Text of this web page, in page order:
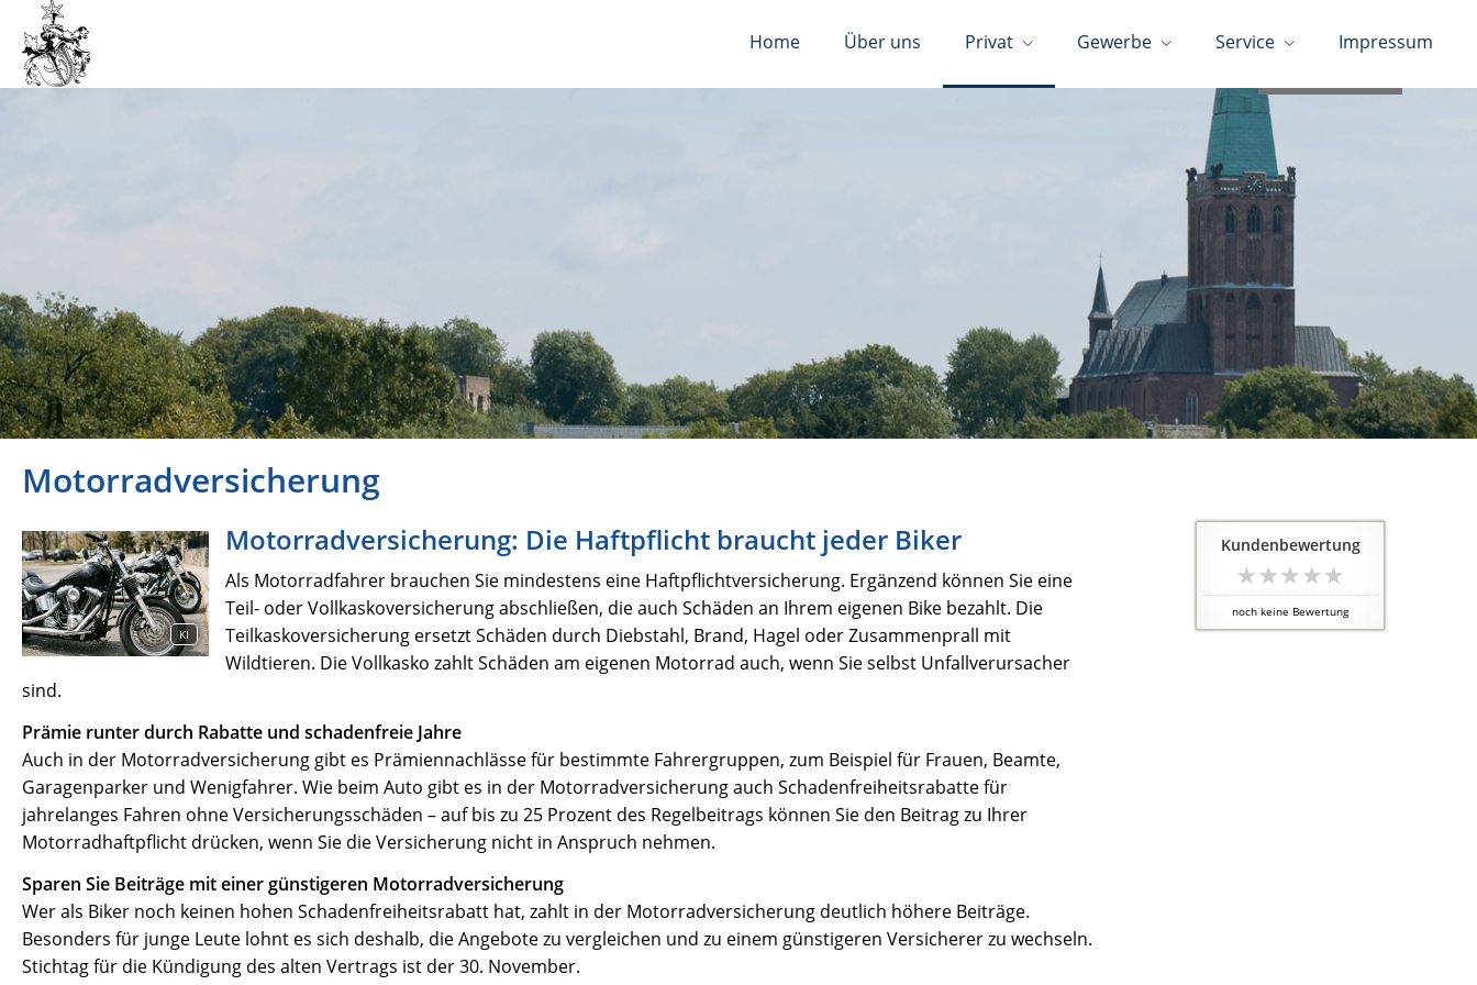
Home Über uns Privat Gewerbe Service Impressum
Kundenbewertung
noch keine Bewertung
Motorradversicherung
KI
Motorradversicherung: Die Haftpflicht braucht jeder Biker
Als Motorradfahrer brauchen Sie mindestens eine Haftpflichtversicherung. Ergänzend können Sie eine
Teil- oder Vollkaskoversicherung abschließen, die auch Schäden an Ihrem eigenen Bike bezahlt. Die
Teilkaskoversicherung ersetzt Schäden durch Diebstahl, Brand, Hagel oder Zusammenprall mit
Wildtieren. Die Vollkasko zahlt Schäden am eigenen Motorrad auch, wenn Sie selbst Unfallverursacher
sind.
Prämie runter durch Rabatte und schadenfreie Jahre
Auch in der Motorradversicherung gibt es Prämiennachlässe für bestimmte Fahrergruppen, zum Beispiel für Frauen, Beamte,
Garagenparker und Wenigfahrer. Wie beim Auto gibt es in der Motorradversicherung auch Schadenfreiheitsrabatte für
jahrelanges Fahren ohne Versicherungsschäden – auf bis zu 25 Prozent des Regelbeitrags können Sie den Beitrag zu Ihrer
Motorradhaftpflicht drücken, wenn Sie die Versicherung nicht in Anspruch nehmen.
Sparen Sie Beiträge mit einer günstigeren Motorradversicherung
Wer als Biker noch keinen hohen Schadenfreiheitsrabatt hat, zahlt in der Motorradversicherung deutlich höhere Beiträge.
Besonders für junge Leute lohnt es sich deshalb, die Angebote zu vergleichen und zu einem günstigeren Versicherer zu wechseln.
Stichtag für die Kündigung des alten Vertrags ist der 30. November.